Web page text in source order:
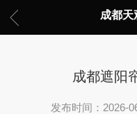
成都天
成都遮阳
发布时间：2026-